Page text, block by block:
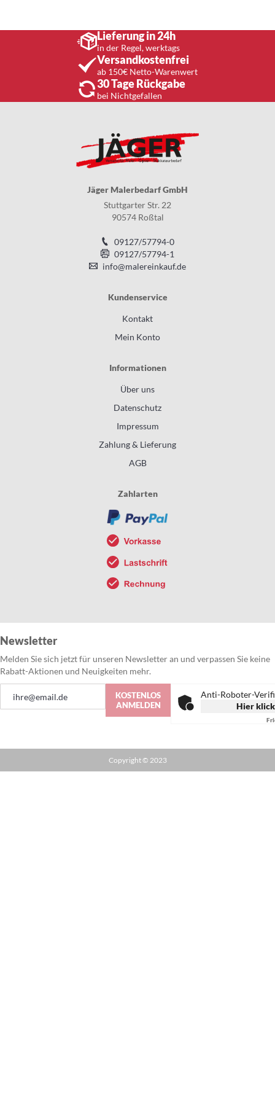
Lieferung in 24h
in der Regel, werktags
Versandkostenfrei
ab 150€ Netto-Warenwert
30 Tage Rückgabe
bei Nichtgefallen
Jäger Malerbedarf GmbH
Stuttgarter Str. 22
90574 Roßtal
09127/57794-0
09127/57794-1
info@malereinkauf.de
Kundenservice
Kontakt
Mein Konto
Informationen
Über uns
Datenschutz
Impressum
Zahlung & Lieferung
AGB
Zahlarten
Newsletter
Melden Sie sich jetzt für unseren Newsletter an und verpassen Sie keine
Rabatt-Aktionen und Neuigkeiten mehr.
zum
KOSTENLOS
ANMELDEN
Anti-Roboter-
Hier
Copyright © 2023